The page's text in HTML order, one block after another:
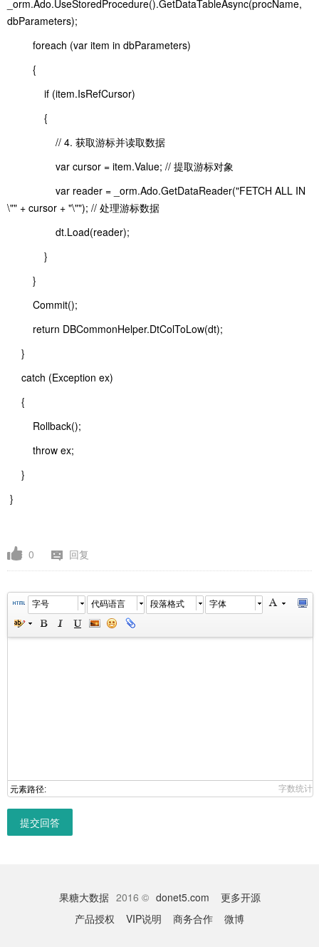
_orm.Ado.UseStoredProcedure().GetDataTableAsync(procName,
dbParameters);
foreach (var item in dbParameters)
{
if (item.IsRefCursor)
{
// 4. 获取游标并读取数据
var cursor = item.Value; // 提取游标对象
var reader = _orm.Ado.GetDataReader("FETCH ALL IN
\"" + cursor + "\""); // 处理游标数据
dt.Load(reader);
}
}
Commit();
return DBCommonHelper.DtColToLow(dt);
}
catch (Exception ex)
{
Rollback();
throw ex;
}
}
0 回复
字号 代码语言 段落格式 字体
元素路径: 字数统计
提交回答
果糖大数据 2016 © donet5.com
更多开源
产品授权
VIP说明 商务合作 微博